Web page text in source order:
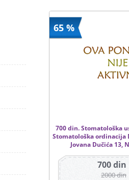
65 %
700 din. Stomatološka
Stomatološka ordinacija
Jovana Dučića 13,
700 din
2000 din